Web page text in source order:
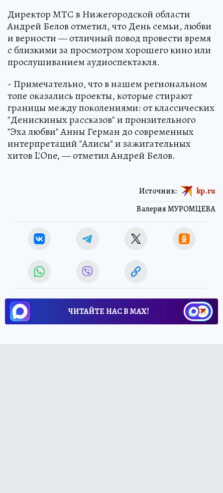
Директор МТС в Нижегородской области
Андрей Белов отметил, что День семьи, любви
и верности — отличный повод провести время
с близкими за просмотром хорошего кино или
прослушиванием аудиоспектакля.
- Примечательно, что в нашем региональном
топе оказались проекты, которые стирают
границы между поколениями: от классических
"Денискиных рассказов" и пронзительного
"Эха любви" Анны Герман до современных
интерпретаций "Алисы" и зажигательных
хитов L'One, — отметил Андрей Белов.
Валерия МУРОМЦЕВА
Источник: kp.ru
ЧИТАЙТЕ НАС В МАХ!